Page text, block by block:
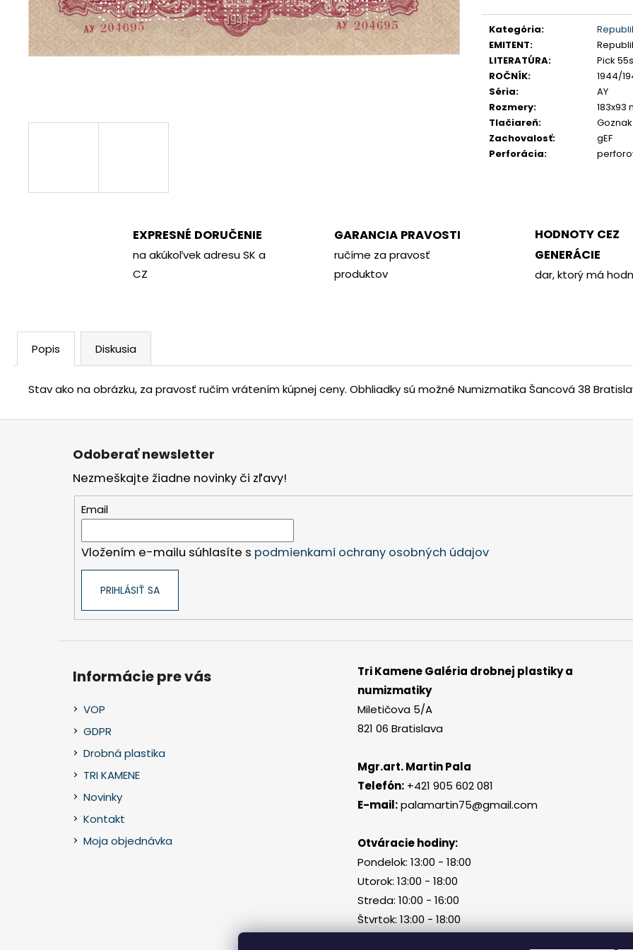
cena:
Kategória:
EMITENT:
LITERATÚRA:
Pick
ROČNÍK:
1944/
Séria:
AY
Rozmery:
183x93
Tlačiareň:
Goznak
Zachovalosť:
gEF
Perforácia:
EXPRESNÉ DORUČENIE
na akúkoľvek adresu SK a
CZ
GARANCIA PRAVOSTI
ručíme za pravosť
produktov
HODNOTY CEZ
GENERÁCIE
dar, ktorý má
Popis Diskusia
Stav ako na obrázku, za pravosť ručím vrátením kúpnej ceny. Obhliadky sú možné Numizmatika Šancová 38
€70
€350
Z
Odoberať newsletter
Nezmeškajte žiadne novinky či zľavy!
Email
Vložením e-mailu súhlasíte s podmienkami ochrany osobných údajov
PRIHLÁSIŤ SA
Informácie pre vás
VOP
GDPR
Drobná plastika
TRI KAMENE
Novinky
Kontakt
Moja objednávka
Tri Kamene Galéria drobnej plastiky a
numizmatiky
Miletičova 5/A
821 06 Bratislava
Mgr.art. Martin Pala
Telefón: +421 905 602 081
E-mail: palamartin75@gmail.com
Otváracie hodiny:
Pondelok: 13:00 - 18:00
Utorok: 13:00 - 18:00
Streda: 10:00 - 16:00
Štvrtok: 13:00 - 18:00